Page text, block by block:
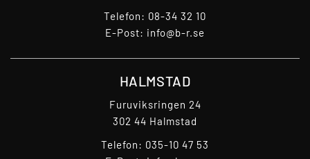
Telefon: 08-34 32 10
E-Post: info@b-r.se
HALMSTAD
Furuviksringen 24
302 44 Halmstad
Telefon: 035-10 47 53